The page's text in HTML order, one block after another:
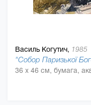
Василь Когутич, 1985
"Собор Паризької
36 x 46 см, бумага,